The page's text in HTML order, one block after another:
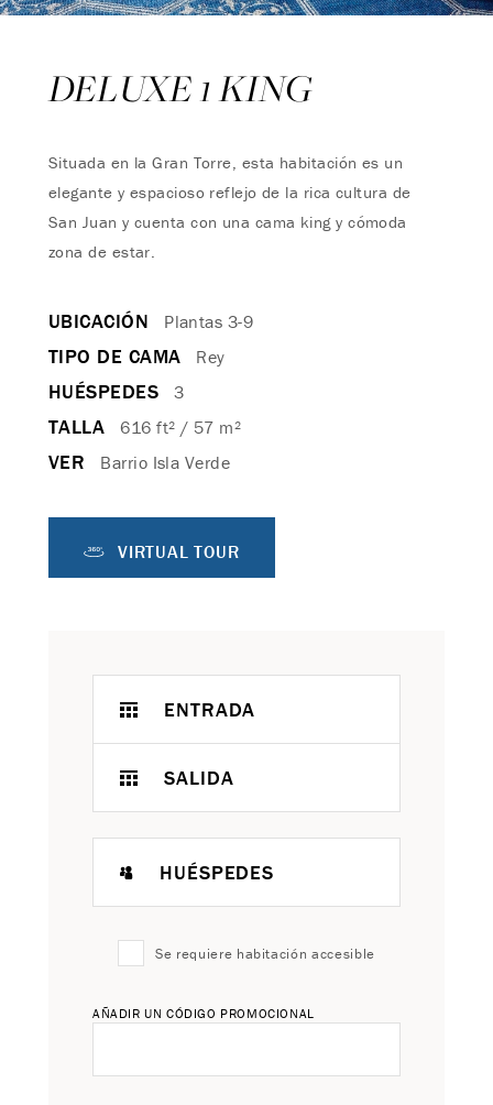
DELUXE 1 KING
Situada en la Gran Torre, esta habitación es un
elegante y espacioso reflejo de la rica cultura de
San Juan y cuenta con una cama king y cómoda
zona de estar.
UBICACIÓN Plantas 3-9
TIPO DE CAMA Rey
HUÉSPEDES 3
TALLA 616 ft² / 57 m²
VER Barrio Isla Verde
VIRTUAL TOUR
ENTRADA
SALIDA
HUÉSPEDES
Se requiere habitación accesible
AÑADIR UN CÓDIGO PROMOCIONAL